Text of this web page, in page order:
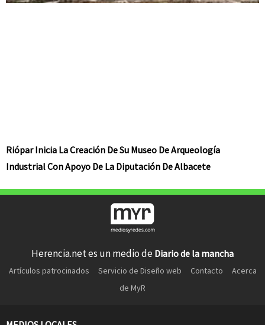
Riópar Inicia La Creación De Su Museo De Arqueología
Industrial Con Apoyo De La Diputación De Albacete
Herencia.net es un medio de Diario de la mancha
Artículos patrocinados Servicio de Diseño web Contacto
Acerca
de MyR